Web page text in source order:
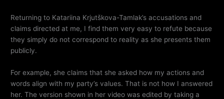
Returning to Katariina Krjutškova-Tamlak’s accusations and
claims directed at me, I find them very easy to refute because
they simply do not correspond to reality as she presents them
publicly.
For example, she claims that she asked how my actions and
words align with my party’s values. That is not how I answered
her. The version shown in her video was edited by taking a